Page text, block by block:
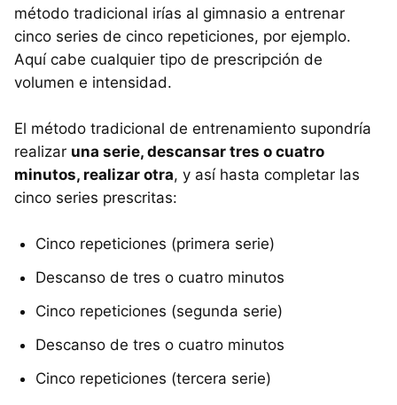
método tradicional irías al gimnasio a entrenar
cinco series de cinco repeticiones, por ejemplo.
Aquí cabe cualquier tipo de prescripción de
volumen e intensidad.
El método tradicional de entrenamiento supondría
realizar una serie, descansar tres o cuatro
minutos, realizar otra, y así hasta completar las
cinco series prescritas:
Cinco repeticiones (primera serie)
Descanso de tres o cuatro minutos
Cinco repeticiones (segunda serie)
Descanso de tres o cuatro minutos
Cinco repeticiones (tercera serie)